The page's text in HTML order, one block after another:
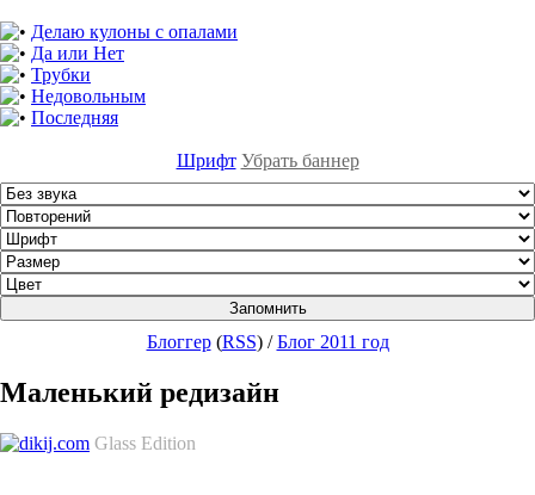
Делаю кулоны с опалами
Да или Нет
Трубки
Недовольным
Последняя
Шрифт Убрать баннер
Блоггер (RSS)/Блог 2011 год
Маленький редизайн
Glass Edition